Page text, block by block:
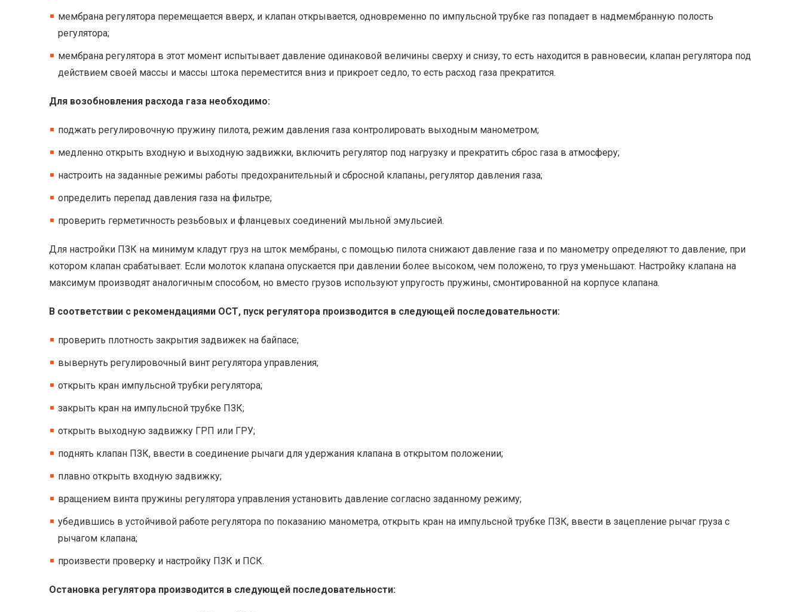
мембрана регулятора перемещается вверх, и клапан открывается, одновременно по импульсной трубке газ попадает в надмембранную полость
регулятора;
мембрана регулятора в этот момент испытывает давление одинаковой величины сверху и снизу, то есть находится в равновесии, клапан регулятора под
действием своей массы и массы штока переместится вниз и прикроет седло, то есть расход газа прекратится.
Для возобновления расхода газа необходимо:
поджать регулировочную пружину пилота, режим давления газа контролировать выходным манометром;
медленно открыть входную и выходную задвижки, включить регулятор под нагрузку и прекратить сброс газа в атмосферу;
настроить на заданные режимы работы предохранительный и сбросной клапаны, регулятор давления газа;
определить перепад давления газа на фильтре;
проверить герметичность резьбовых и фланцевых соединений мыльной эмульсией.
Для настройки ПЗК на минимум кладут груз на шток мембраны, с помощью пилота снижают давление газа и по манометру определяют то давление, при
котором клапан срабатывает. Если молоток клапана опускается при давлении более высоком, чем положено, то груз уменьшают. Настройку клапана на
максимум производят аналогичным способом, но вместо грузов используют упругость пружины, смонтированной на корпусе клапана.
В соответствии с рекомендациями ОСТ, пуск регулятора производится в следующей последовательности:
проверить плотность закрытия задвижек на байпасе;
вывернуть регулировочный винт регулятора управления;
открыть кран импульсной трубки регулятора;
закрыть кран на импульсной трубке ПЗК;
открыть выходную задвижку ГРП или ГРУ;
поднять клапан ПЗК, ввести в соединение рычаги для удержания клапана в открытом положении;
плавно открыть входную задвижку;
вращением винта пружины регулятора управления установить давление согласно заданному режиму;
убедившись в устойчивой работе регулятора по показанию манометра, открыть кран на импульсной трубке ПЗК, ввести в зацепление рычаг груза с
рычагом клапана;
произвести проверку и настройку ПЗК и ПСК.
Остановка регулятора производится в следующей последовательности: